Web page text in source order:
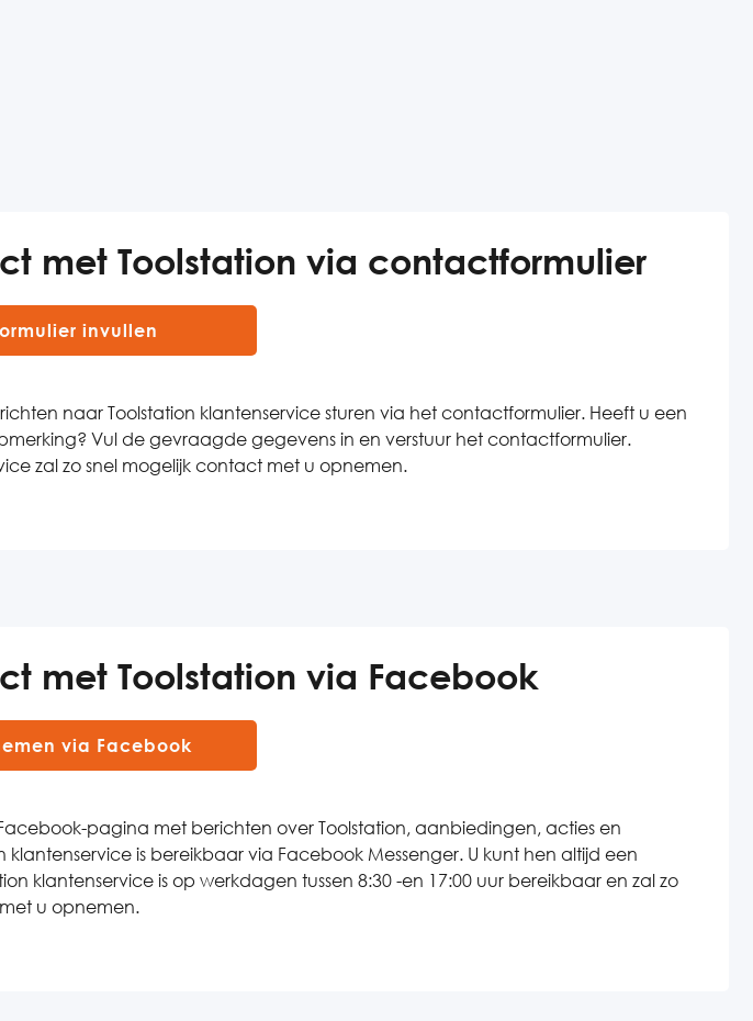
met Toolstation via contactformulier
invullen
naar Toolstation klantenservice sturen via het contactformulier. Heeft u een
Vul de gevraagde gegevens in en verstuur het contactformulier.
zal zo snel mogelijk contact met u opnemen.
met Toolstation via Facebook
via Facebook
pagina met berichten over Toolstation, aanbiedingen, acties en
klantenservice is bereikbaar via Facebook Messenger. U kunt hen altijd een
klantenservice is op werkdagen tussen 8:30 -en 17:00 uur bereikbaar en zal zo
u opnemen.